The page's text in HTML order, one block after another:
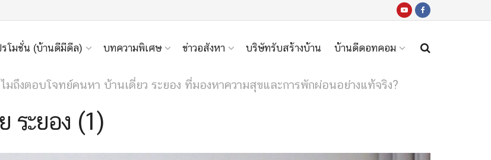
รโมชั่น (บ้านดีมีดีล) บทความพิเศษ ข่าวอสังหา บริษัทรับสร้างบ้าน บ้านดีดอทคอม
ไมถึงตอบโจทย์คนหา บ้านเดี่ยว ระยอง ที่มองหาความสุขและการพักผ่อนอย่างแท้จริง?
ระยอง (1)